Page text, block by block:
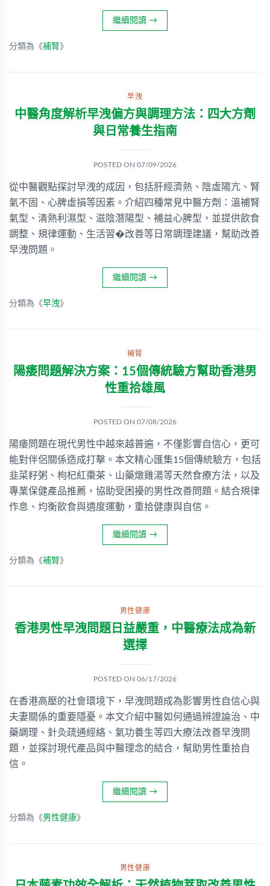
繼續閱讀 →
分類為《補腎》
早洩
中醫角度解析早洩偏方與調理方法：四大方劑
與日常養生指南
POSTED ON 07/09/2026
從中醫觀點探討早洩的成因，包括肝經濟熱、陰虛陽亢、腎
氣不固、心脾虛損等因素。介紹四種常見中醫方劑：溫補腎
氣型、清熱利濕型、滋陰潛陽型、補益心脾型，並提供飲食
調整、規律運動、生活習�改善等日常調理建議，幫助改善
早洩問題。
繼續閱讀 →
分類為《早洩》
補腎
陽痿問題解決方案：15個傳統驗方幫助香港男
性重拾雄風
POSTED ON 07/08/2026
陽痿問題在現代男性中越來越普遍，不僅影響自信心，更可
能對伴侶關係造成打擊。本文精心匯集15個傳統驗方，包括
韭菜籽粥、枸杞紅棗茶、山藥燉雞湯等天然食療方法，以及
專業保健產品推薦，協助受困擾的男性改善問題。結合規律
作息、均衡飲食與適度運動，重拾健康與自信。
繼續閱讀 →
分類為《補腎》
男性健康
香港男性早洩問題日益嚴重，中醫療法成為新
選擇
POSTED ON 06/17/2026
在香港高壓的社會環境下，早洩問題成為影響男性自信心與
夫妻關係的重要隱憂。本文介紹中醫如何通過辨證論治、中
藥調理、針灸疏通經絡、氣功養生等四大療法改善早洩問
題，並探討現代產品與中醫理念的結合，幫助男性重拾自
信。
繼續閱讀 →
分類為《男性健康》
男性健康